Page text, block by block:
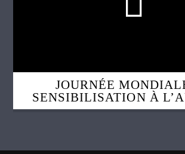
JOURNÉE
SENSIBILISATION À